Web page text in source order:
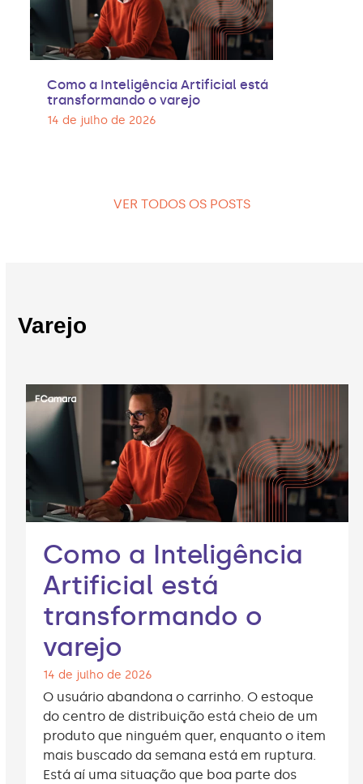
Como a Inteligência Artificial está
transformando o varejo
14 de julho de 2026
VER TODOS OS POSTS
Varejo
Como a Inteligência
Artificial está
transformando o
varejo
14 de julho de 2026
O usuário abandona o carrinho. O estoque
do centro de distribuição está cheio de um
produto que ninguém quer, enquanto o item
mais buscado da semana está em ruptura.
Está aí uma situação que boa parte dos